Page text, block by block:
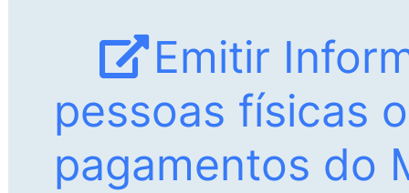
Emitir
pessoas físicas
pagamentos do